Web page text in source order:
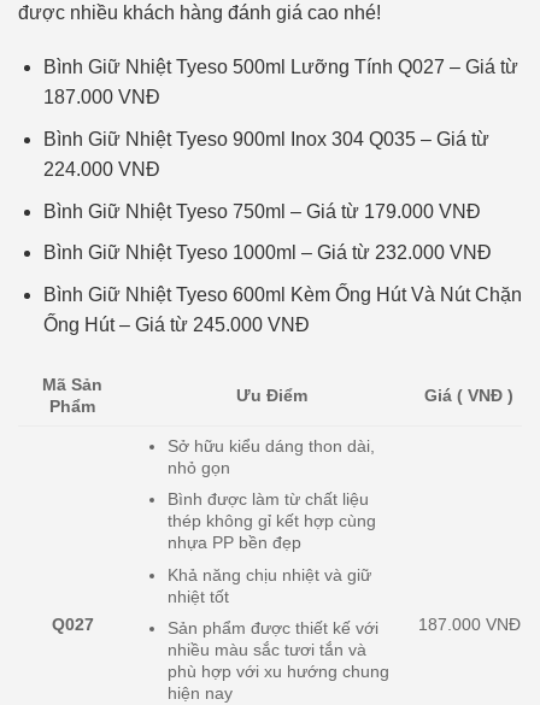
được nhiều khách hàng đánh giá cao nhé!
Bình Giữ Nhiệt Tyeso 500ml Lưỡng Tính Q027 – Giá từ
187.000 VNĐ
Bình Giữ Nhiệt Tyeso 900ml Inox 304 Q035 – Giá từ
224.000 VNĐ
Bình Giữ Nhiệt Tyeso 750ml – Giá từ 179.000 VNĐ
Bình Giữ Nhiệt Tyeso 1000ml – Giá từ 232.000 VNĐ
Bình Giữ Nhiệt Tyeso 600ml Kèm Ống Hút Và Nút Chặn
Ống Hút – Giá từ 245.000 VNĐ
Mã Sản
Phẩm
Ưu Điểm Giá ( VNĐ )
Q027
Sở hữu kiểu dáng thon dài,
nhỏ gọn
Bình được làm từ chất liệu
thép không gỉ kết hợp cùng
nhựa PP bền đẹp
Khả năng chịu nhiệt và giữ
nhiệt tốt
Sản phẩm được thiết kế với
nhiều màu sắc tươi tắn và
phù hợp với xu hướng chung
hiện nay
187.000 VNĐ